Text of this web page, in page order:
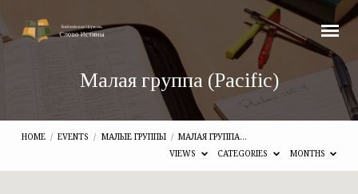
Малая группа (Pacific)
HOME / EVENTS / МАЛЫЕ ГРУППЫ / МАЛАЯ ГРУППА…
VIEWS
CATEGORIES MONTHS